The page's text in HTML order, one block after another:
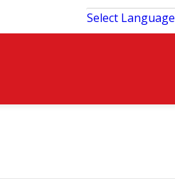
Select Language